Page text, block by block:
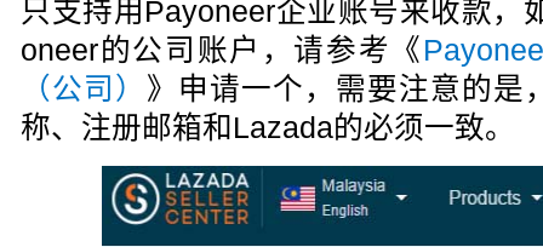
只支持用Payoneer企业账号来收款，
oneer的公司账户，请参考《
（公司） 》申请一个，需要注意的是
称、注册邮箱和Lazada的必须一致。